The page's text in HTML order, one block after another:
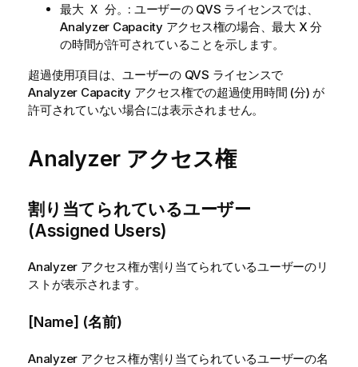
最大 X 分。 : ユーザーの QVS ライセンスでは、
Analyzer Capacity アクセス権の場合、最大 X 分
の時間が許可されていることを示します。
超過使用項目は、ユーザーの QVS ライセンスで
Analyzer Capacity アクセス権での超過使用時間 (分) が
許可されていない場合には表示されません。
Analyzer アクセス権
割り当てられているユーザー
(Assigned Users)
Analyzer アクセス権が割り当てられているユーザーのリ
ストが表示されます。
[Name] (名前)
Analyzer アクセス権が割り当てられているユーザーの名